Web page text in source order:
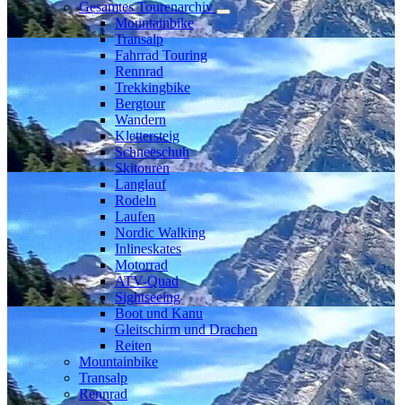
Gesamtes Tourenarchiv
Mountainbike
Transalp
Fahrrad Touring
Rennrad
Trekkingbike
Bergtour
Wandern
Klettersteig
Schneeschuh
Skitouren
Langlauf
Rodeln
Laufen
Nordic Walking
Inlineskates
Motorrad
ATV-Quad
Sightseeing
Boot und Kanu
Gleitschirm und Drachen
Reiten
Mountainbike
Transalp
Rennrad